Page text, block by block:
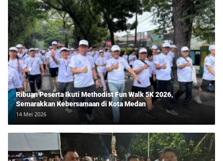
Ribuan Peserta Ikuti Methodist Fun Walk 5K 2026,
Semarakkan Kebersamaan di Kota Medan
14 Mei 2026